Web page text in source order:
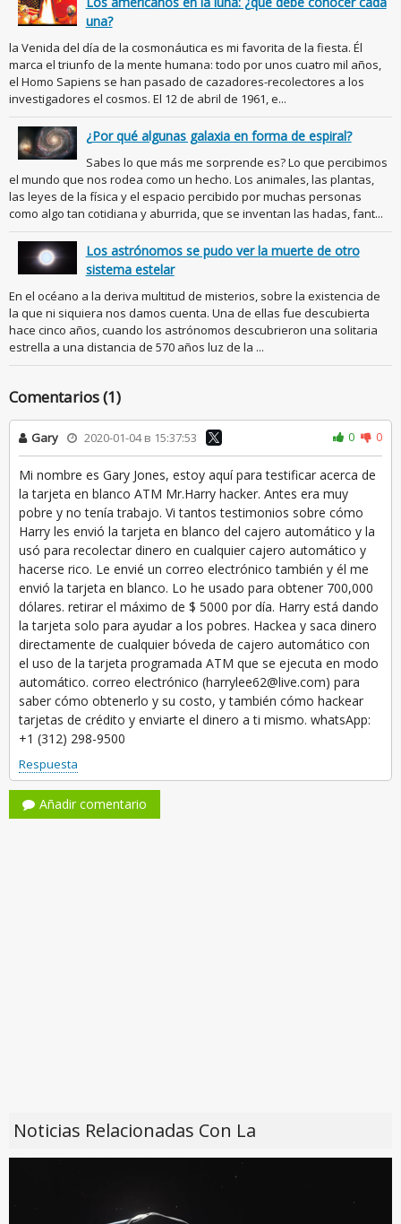
una?
la Venida del día de la cosmonáutica es mi favorita de la fiesta. Él
marca el triunfo de la mente humana: todo por unos cuatro mil años,
el Homo Sapiens se han pasado de cazadores-recolectores a los
investigadores el cosmos. El 12 de abril de 1961, e...
¿Por qué algunas galaxia en forma de espiral?
Sabes lo que más me sorprende es? Lo que percibimos
el mundo que nos rodea como un hecho. Los animales, las plantas,
las leyes de la física y el espacio percibido por muchas personas
como algo tan cotidiana y aburrida, que se inventan las hadas, fant...
Los astrónomos se pudo ver la muerte de otro
sistema estelar
En el océano a la deriva multitud de misterios, sobre la existencia de
la que ni siquiera nos damos cuenta. Una de ellas fue descubierta
hace cinco años, cuando los astrónomos descubrieron una solitaria
estrella a una distancia de 570 años luz de la ...
Comentarios (1)
Gary 2020-01-04 в 15:37:53 0 0
Mi nombre es Gary Jones, estoy aquí para testificar acerca de
la tarjeta en blanco ATM Mr.Harry hacker. Antes era muy
pobre y no tenía trabajo. Vi tantos testimonios sobre cómo
Harry les envió la tarjeta en blanco del cajero automático y la
usó para recolectar dinero en cualquier cajero automático y
hacerse rico. Le envié un correo electrónico también y él me
envió la tarjeta en blanco. Lo he usado para obtener 700,000
dólares. retirar el máximo de $ 5000 por día. Harry está dando
la tarjeta solo para ayudar a los pobres. Hackea y saca dinero
directamente de cualquier bóveda de cajero automático con
el uso de la tarjeta programada ATM que se ejecuta en modo
automático. correo electrónico (harrylee62@live.com) para
saber cómo obtenerlo y su costo, y también cómo hackear
tarjetas de crédito y enviarte el dinero a ti mismo. whatsApp:
+1 (312) 298-9500
Respuesta
Añadir comentario
Noticias Relacionadas Con La